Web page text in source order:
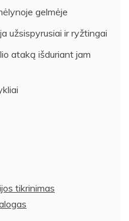
gelmėje
užsispyrusiai ir ryžtingai
ataką išduriant jam
tikrinimas